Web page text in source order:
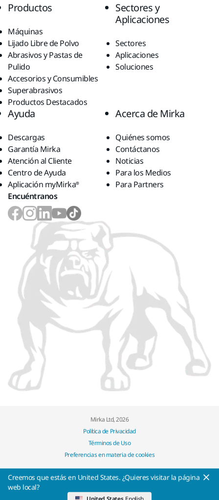
Productos
Máquinas
Lijado Libre de Polvo
Abrasivos y Pastas de
Pulido
Accesorios y Consumibles
Superabrasivos
Productos Destacados
Sectores y
Aplicaciones
Sectores
Aplicaciones
Soluciones
Ayuda
Descargas
Garantía Mirka
Atención al Cliente
Centro de Ayuda
Aplicación myMirka®
Acerca de Mirka
Quiénes somos
Contáctanos
Noticias
Para los Medios
Para Partners
Encuéntranos
Mirka Ltd, 2026
Política de Privacidad
Términos de Uso
Preferencias en materia de cookies
Creemos que estás en United States. ¿Quieres visitar la página
web local?